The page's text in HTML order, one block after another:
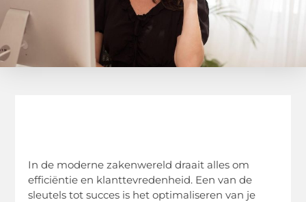
In de moderne zakenwereld draait alles om
efficiëntie en klanttevredenheid. Een van de
sleutels tot succes is het optimaliseren van je